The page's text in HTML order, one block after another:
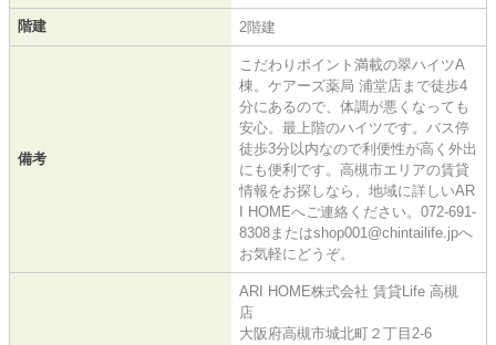
階建 2階建
備考
こだわりポイント満載の翠ハイツA
棟。ケアーズ薬局 浦堂店まで徒歩4
分にあるので、体調が悪くなっても
安心。最上階のハイツです。バス停
徒歩3分以内なので利便性が高く外出
にも便利です。高槻市エリアの賃貸
情報をお探しなら、地域に詳しいAR
I HOMEへご連絡ください。072-691-
8308またはshop001@chintailife.jpへ
お気軽にどうぞ。
ARI HOME株式会社 賃貸Life 高槻
店
大阪府高槻市城北町２丁目2-6